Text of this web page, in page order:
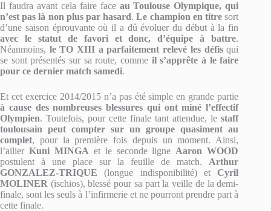
Il faudra avant cela faire face au Toulouse Olympique, qui
n’est pas là non plus par hasard.Le champion en titre sort
d’une saison éprouvante où il a dû évoluer du début à la fin
avec le statut de favori et donc, d’équipe à battre.
Néanmoins, le TO XIII a parfaitement relevé les défisqui
se sont présentés sur sa route, comme il s’apprête à le faire
pour ce dernier match samedi.
Et cet exercice 2014/2015 n’a pas été simple en grande partie
à cause des nombreuses blessures qui ont miné l’effectif
Olympien. Toutefois, pour cette finale tant attendue, lestaff
toulousain peut compter sur un groupe quasiment au
complet, pour la première fois depuis un moment. Ainsi,
l’ailier Kuni MINGA et le seconde ligne Aaron WOOD
postulent à une place sur la feuille de match. Arthur
GONZALEZ-TRIQUE (longue indisponibilité) etCyril
MOLINER (ischios), blessé pour sa part la veille de la demi-
finale, sont les seuls à l’infirmerie et ne pourront prendre part à
cette finale.